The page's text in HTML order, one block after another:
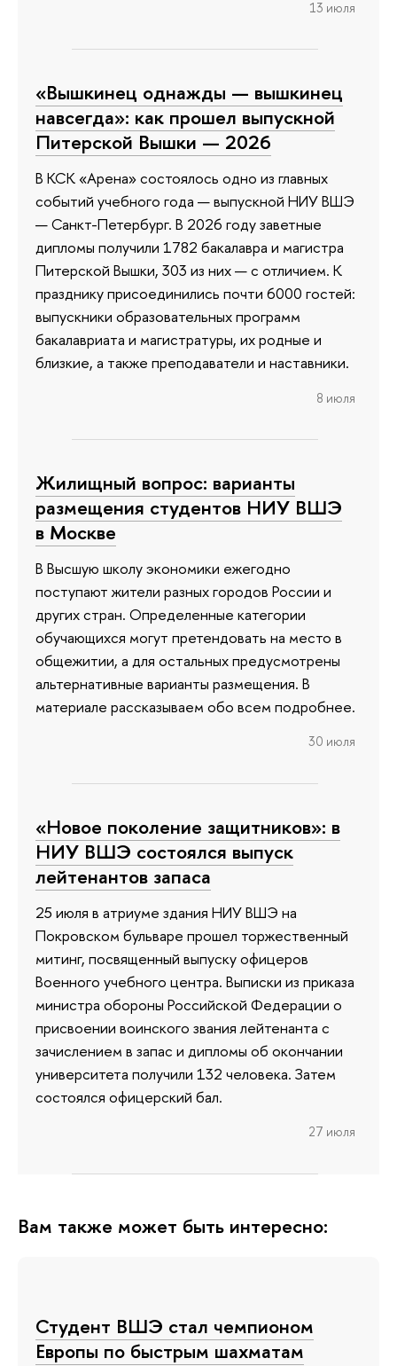
13 июля
«Вышкинец однажды — вышкинец
навсегда»: как прошел выпускной
Питерской Вышки — 2026
В КСК «Арена» состоялось одно из главных
событий учебного года — выпускной НИУ ВШЭ
— Санкт-Петербург. В 2026 году заветные
дипломы получили 1782 бакалавра и магистра
Питерской Вышки, 303 из них — с отличием. К
празднику присоединились почти 6000 гостей:
выпускники образовательных программ
бакалавриата и магистратуры, их родные и
близкие, а также преподаватели и наставники.
8 июля
Жилищный вопрос: варианты
размещения студентов НИУ ВШЭ
в Москве
В Высшую школу экономики ежегодно
поступают жители разных городов России и
других стран. Определенные категории
обучающихся могут претендовать на место в
общежитии, а для остальных предусмотрены
альтернативные варианты размещения. В
материале рассказываем обо всем подробнее.
30 июля
«Новое поколение защитников»: в
НИУ ВШЭ состоялся выпуск
лейтенантов запаса
25 июля в атриуме здания НИУ ВШЭ на
Покровском бульваре прошел торжественный
митинг, посвященный выпуску офицеров
Военного учебного центра. Выписки из приказа
министра обороны Российской Федерации о
присвоении воинского звания лейтенанта с
зачислением в запас и дипломы об окончании
университета получили 132 человека. Затем
состоялся офицерский бал.
27 июля
Вам также может быть интересно:
Студент ВШЭ стал чемпионом
Европы по быстрым шахматам